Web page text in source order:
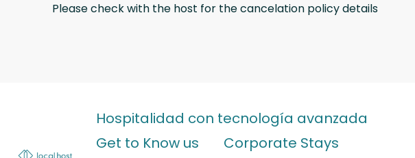
Please check with the host for the cancelation policy details
Hospitalidad con tecnología avanzada
Get to Know us
Corporate Stays